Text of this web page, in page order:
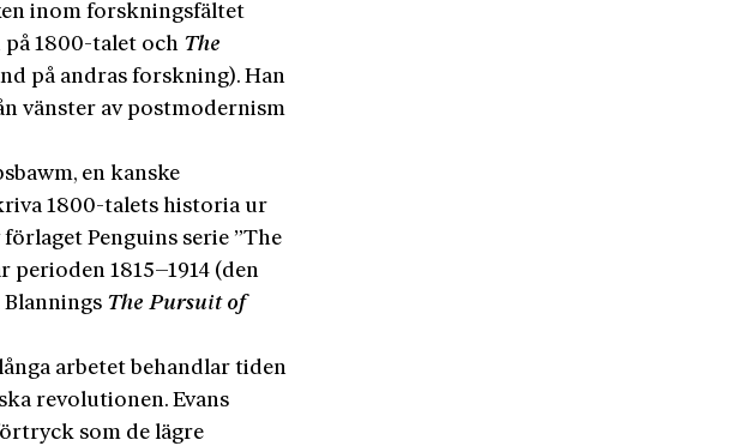
inom forskningsfältet
på 1800-talet och The
på andras forskning). Han
vänster av postmodernism
en kanske
1800-talets historia ur
Penguins serie ”The
perioden 1815–1914 (den
The Pursuit of
arbetet behandlar tiden
revolutionen. Evans
som de lägre